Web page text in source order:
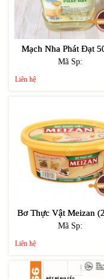
Mạch Nha Phát Đạt
Mã Sp:
Liên hệ
Bơ Thực Vật Meizan
Mã Sp:
Liên hệ